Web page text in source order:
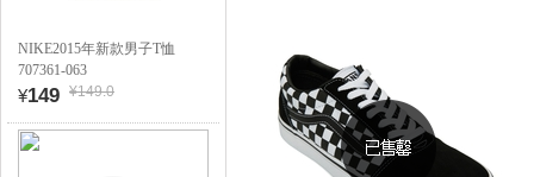
NIKE2015年新款男子T恤
707361-063
¥149 ¥149.0